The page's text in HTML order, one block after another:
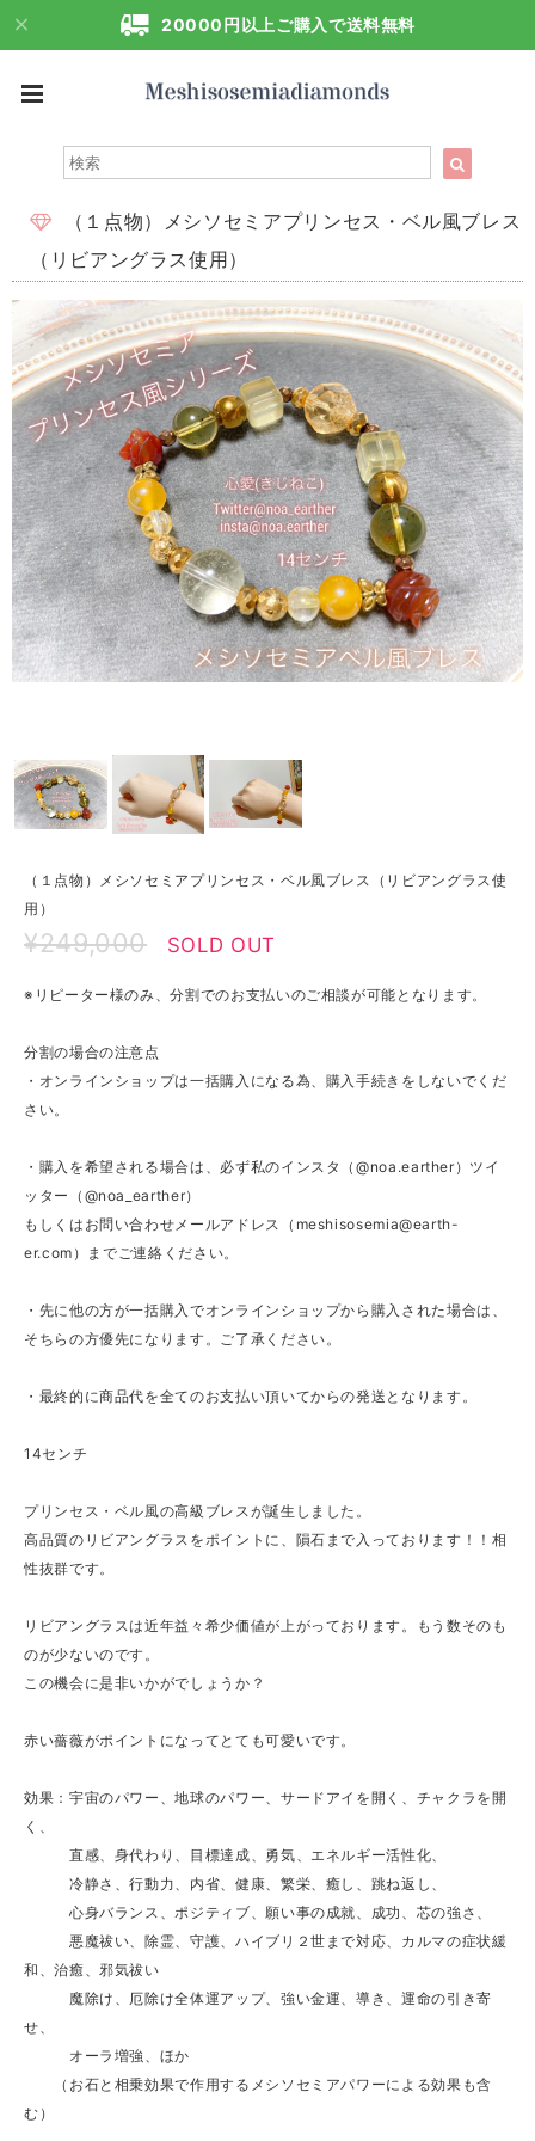
20000円以上ご購入で送料無料
（１点物）メシソセミアプリンセス・ベル風ブレス
（リビアングラス使用）
（１点物）メシソセミアプリンセス・ベル風ブレス（リビアングラス使
用）
¥249,000 SOLD OUT
※リピーター様のみ、分割でのお支払いのご相談が可能となります。
分割の場合の注意点
・オンラインショップは一括購入になる為、購入手続きをしないでくだ
さい。
・購入を希望される場合は、必ず私のインスタ（@noa.earther）ツイ
ッター（@noa_earther）
もしくはお問い合わせメールアドレス（ meshisosemia@earth-
er.com ）までご連絡ください。
・先に他の方が一括購入でオンラインショップから購入された場合は、
そちらの方優先になります。ご了承ください。
・最終的に商品代を全てのお支払い頂いてからの発送となります。
14センチ
プリンセス・ベル風の高級ブレスが誕生しました。
高品質のリビアングラスをポイントに、隕石まで入っております！！相
性抜群です。
リビアングラスは近年益々希少価値が上がっております。もう数そのも
のが少ないのです。
この機会に是非いかがでしょうか？
赤い薔薇がポイントになってとても可愛いです。
効果：宇宙のパワー、地球のパワー、サードアイを開く、チャクラを開
く、
直感、身代わり、目標達成、勇気、エネルギー活性化、
冷静さ、行動力、内省、健康、繁栄、癒し、跳ね返し、
心身バランス、ポジティブ、願い事の成就、成功、芯の強さ、
悪魔祓い、除霊、守護、ハイブリ２世まで対応、カルマの症状緩
和、治癒、邪気祓い
魔除け、厄除け全体運アップ、強い金運、導き、運命の引き寄
せ、
オーラ増強、ほか
（お石と相乗効果で作用するメシソセミアパワーによる効果も含
む）